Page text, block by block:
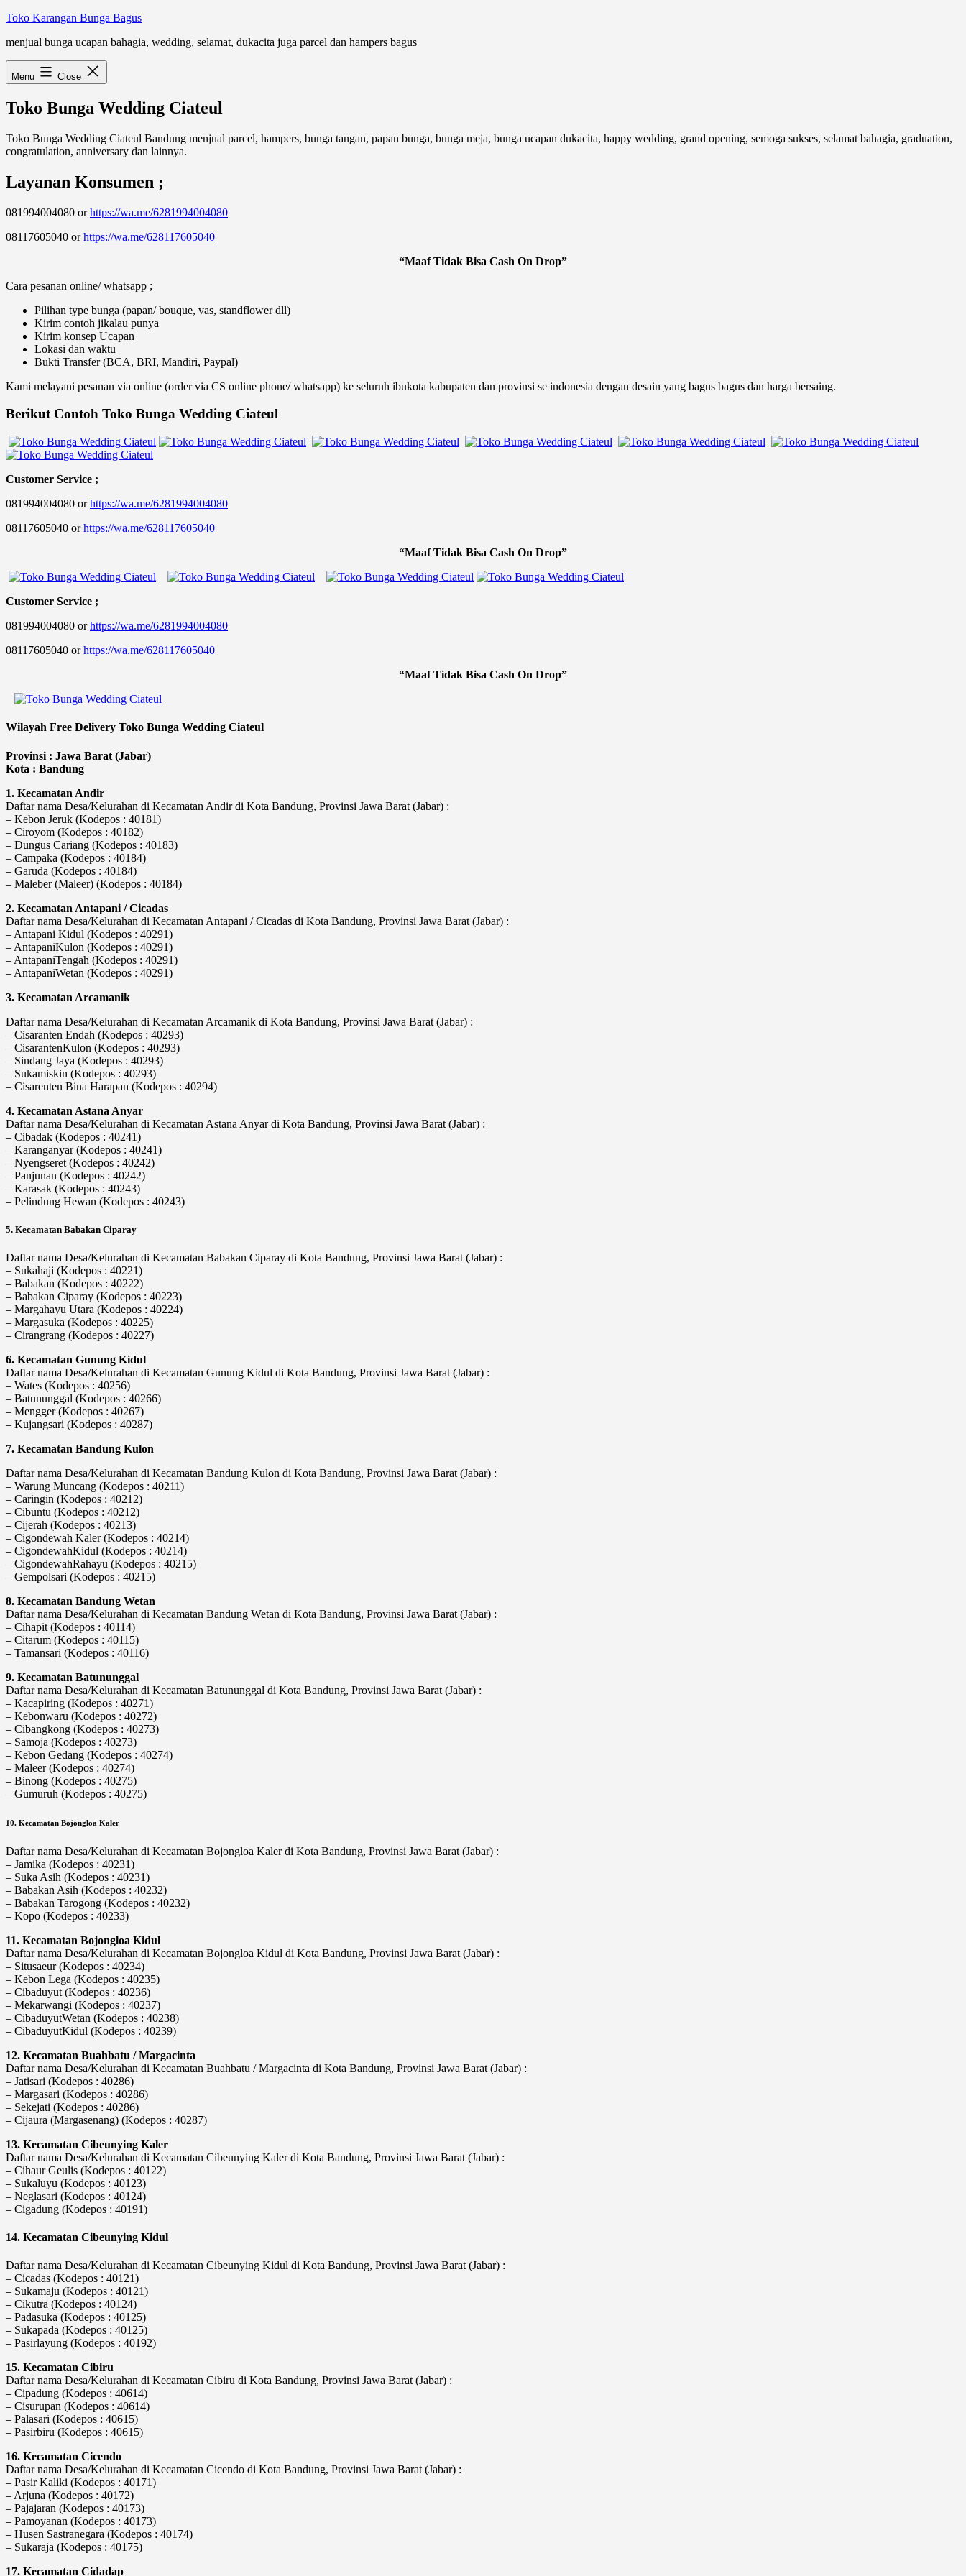
Skip
content
Toko Karangan Bunga Bagus
menjual bunga ucapan bahagia, wedding, selamat, dukacita juga parcel dan hampers bagus
Menu Close
Toko Bunga Wedding Ciateul
Toko Bunga Wedding Ciateul Bandung menjual parcel, hampers, bunga tangan, papan bunga, bunga meja, bunga ucapan dukacita, happy wedding, grand opening, semoga sukses, selamat bahagia, graduation,
congratulation, anniversary dan lainnya.
Layanan Konsumen ;
081994004080 orhttps://wa.me/6281994004080
08117605040 orhttps://wa.me/628117605040
“Maaf Tidak Bisa Cash On Drop”
Cara pesanan online/ whatsapp ;
Pilihan type bunga (papan/ bouque, vas, standflower dll)
Kirim contoh jikalau punya
Kirim konsep Ucapan
Lokasi dan waktu
Bukti Transfer (BCA, BRI, Mandiri, Paypal)
Kami melayani pesanan via online (order via CS online phone/ whatsapp) ke seluruh ibukota kabupaten dan provinsi se indonesia dengan desain yang bagus bagus dan harga bersaing.
Berikut Contoh Toko Bunga Wedding Ciateul
Customer Service ;
081994004080 orhttps://wa.me/6281994004080
08117605040 orhttps://wa.me/628117605040
“Maaf Tidak Bisa Cash On Drop”
Customer Service ;
081994004080 orhttps://wa.me/6281994004080
08117605040 orhttps://wa.me/628117605040
“Maaf Tidak Bisa Cash On Drop”
Wilayah Free Delivery Toko Bunga Wedding Ciateul
Provinsi : Jawa Barat (Jabar)
Kota : Bandung
1. Kecamatan Andir
Daftar nama Desa/Kelurahan di Kecamatan Andir di Kota Bandung, Provinsi Jawa Barat (Jabar) :
– Kebon Jeruk (Kodepos : 40181)
– Ciroyom (Kodepos : 40182)
– Dungus Cariang (Kodepos : 40183)
– Campaka (Kodepos : 40184)
– Garuda (Kodepos : 40184)
– Maleber (Maleer) (Kodepos : 40184)
2. Kecamatan Antapani / Cicadas
Daftar nama Desa/Kelurahan di Kecamatan Antapani / Cicadas di Kota Bandung, Provinsi Jawa Barat (Jabar) :
– Antapani Kidul (Kodepos : 40291)
– AntapaniKulon (Kodepos : 40291)
– AntapaniTengah (Kodepos : 40291)
– AntapaniWetan (Kodepos : 40291)
3. Kecamatan Arcamanik
Daftar nama Desa/Kelurahan di Kecamatan Arcamanik di Kota Bandung, Provinsi Jawa Barat (Jabar) :
– Cisaranten Endah (Kodepos : 40293)
– CisarantenKulon (Kodepos : 40293)
– Sindang Jaya (Kodepos : 40293)
– Sukamiskin (Kodepos : 40293)
– Cisarenten Bina Harapan (Kodepos : 40294)
4. Kecamatan Astana Anyar
Daftar nama Desa/Kelurahan di Kecamatan Astana Anyar di Kota Bandung, Provinsi Jawa Barat (Jabar) :
– Cibadak (Kodepos : 40241)
– Karanganyar (Kodepos : 40241)
– Nyengseret (Kodepos : 40242)
– Panjunan (Kodepos : 40242)
– Karasak (Kodepos : 40243)
– Pelindung Hewan (Kodepos : 40243)
5. Kecamatan Babakan Ciparay
Daftar nama Desa/Kelurahan di Kecamatan Babakan Ciparay di Kota Bandung, Provinsi Jawa Barat (Jabar) :
– Sukahaji (Kodepos : 40221)
– Babakan (Kodepos : 40222)
– Babakan Ciparay (Kodepos : 40223)
– Margahayu Utara (Kodepos : 40224)
– Margasuka (Kodepos : 40225)
– Cirangrang (Kodepos : 40227)
6. Kecamatan Gunung Kidul
Daftar nama Desa/Kelurahan di Kecamatan Gunung Kidul di Kota Bandung, Provinsi Jawa Barat (Jabar) :
– Wates (Kodepos : 40256)
– Batununggal (Kodepos : 40266)
– Mengger (Kodepos : 40267)
– Kujangsari (Kodepos : 40287)
7. Kecamatan Bandung Kulon
Daftar nama Desa/Kelurahan di Kecamatan Bandung Kulon di Kota Bandung, Provinsi Jawa Barat (Jabar) :
– Warung Muncang (Kodepos : 40211)
– Caringin (Kodepos : 40212)
– Cibuntu (Kodepos : 40212)
– Cijerah (Kodepos : 40213)
– Cigondewah Kaler (Kodepos : 40214)
– CigondewahKidul (Kodepos : 40214)
– CigondewahRahayu (Kodepos : 40215)
– Gempolsari (Kodepos : 40215)
8. Kecamatan Bandung Wetan
Daftar nama Desa/Kelurahan di Kecamatan Bandung Wetan di Kota Bandung, Provinsi Jawa Barat (Jabar) :
– Cihapit (Kodepos : 40114)
– Citarum (Kodepos : 40115)
– Tamansari (Kodepos : 40116)
9. Kecamatan Batununggal
Daftar nama Desa/Kelurahan di Kecamatan Batununggal di Kota Bandung, Provinsi Jawa Barat (Jabar) :
– Kacapiring (Kodepos : 40271)
– Kebonwaru (Kodepos : 40272)
– Cibangkong (Kodepos : 40273)
– Samoja (Kodepos : 40273)
– Kebon Gedang (Kodepos : 40274)
– Maleer (Kodepos : 40274)
– Binong (Kodepos : 40275)
– Gumuruh (Kodepos : 40275)
10. Kecamatan Bojongloa Kaler
Daftar nama Desa/Kelurahan di Kecamatan Bojongloa Kaler di Kota Bandung, Provinsi Jawa Barat (Jabar) :
– Jamika (Kodepos : 40231)
– Suka Asih (Kodepos : 40231)
– Babakan Asih (Kodepos : 40232)
– Babakan Tarogong (Kodepos : 40232)
– Kopo (Kodepos : 40233)
11. Kecamatan Bojongloa Kidul
Daftar nama Desa/Kelurahan di Kecamatan Bojongloa Kidul di Kota Bandung, Provinsi Jawa Barat (Jabar) :
– Situsaeur (Kodepos : 40234)
– Kebon Lega (Kodepos : 40235)
– Cibaduyut (Kodepos : 40236)
– Mekarwangi (Kodepos : 40237)
– CibaduyutWetan (Kodepos : 40238)
– CibaduyutKidul (Kodepos : 40239)
12. Kecamatan Buahbatu / Margacinta
Daftar nama Desa/Kelurahan di Kecamatan Buahbatu / Margacinta di Kota Bandung, Provinsi Jawa Barat (Jabar) :
– Jatisari (Kodepos : 40286)
– Margasari (Kodepos : 40286)
– Sekejati (Kodepos : 40286)
– Cijaura (Margasenang) (Kodepos : 40287)
13. Kecamatan Cibeunying Kaler
Daftar nama Desa/Kelurahan di Kecamatan Cibeunying Kaler di Kota Bandung, Provinsi Jawa Barat (Jabar) :
– Cihaur Geulis (Kodepos : 40122)
– Sukaluyu (Kodepos : 40123)
– Neglasari (Kodepos : 40124)
– Cigadung (Kodepos : 40191)
14. Kecamatan Cibeunying Kidul
Daftar nama Desa/Kelurahan di Kecamatan Cibeunying Kidul di Kota Bandung, Provinsi Jawa Barat (Jabar) :
– Cicadas (Kodepos : 40121)
– Sukamaju (Kodepos : 40121)
– Cikutra (Kodepos : 40124)
– Padasuka (Kodepos : 40125)
– Sukapada (Kodepos : 40125)
– Pasirlayung (Kodepos : 40192)
15. Kecamatan Cibiru
Daftar nama Desa/Kelurahan di Kecamatan Cibiru di Kota Bandung, Provinsi Jawa Barat (Jabar) :
– Cipadung (Kodepos : 40614)
– Cisurupan (Kodepos : 40614)
– Palasari (Kodepos : 40615)
– Pasirbiru (Kodepos : 40615)
16. Kecamatan Cicendo
Daftar nama Desa/Kelurahan di Kecamatan Cicendo di Kota Bandung, Provinsi Jawa Barat (Jabar) :
– Pasir Kaliki (Kodepos : 40171)
– Arjuna (Kodepos : 40172)
– Pajajaran (Kodepos : 40173)
– Pamoyanan (Kodepos : 40173)
– Husen Sastranegara (Kodepos : 40174)
– Sukaraja (Kodepos : 40175)
17. Kecamatan Cidadap